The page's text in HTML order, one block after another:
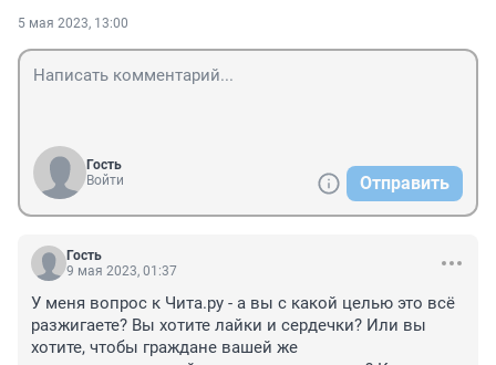
5 мая 2023, 13:00
Гость
Войти
Отправить
Гость
9 мая 2023, 01:37
У меня вопрос к Чита.ру - а вы с какой целью это всё
разжигаете? Вы хотите лайки и сердечки? Или вы
хотите, чтобы граждане вашей же